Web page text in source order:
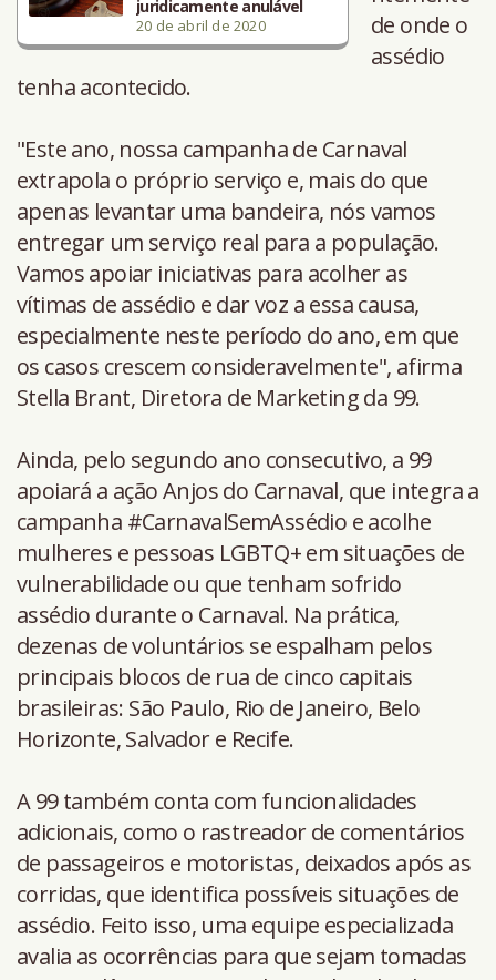
juridicamente anulável
20 de abril de 2020
de onde o
assédio
tenha acontecido.
"Este ano, nossa campanha de Carnaval
extrapola o próprio serviço e, mais do que
apenas levantar uma bandeira, nós vamos
entregar um serviço real para a população.
Vamos apoiar iniciativas para acolher as
vítimas de assédio e dar voz a essa causa,
especialmente neste período do ano, em que
os casos crescem consideravelmente", afirma
Stella Brant, Diretora de Marketing da 99.
Ainda, pelo segundo ano consecutivo, a 99
apoiará a ação Anjos do Carnaval, que integra a
campanha #CarnavalSemAssédio e acolhe
mulheres e pessoas LGBTQ+ em situações de
vulnerabilidade ou que tenham sofrido
assédio durante o Carnaval. Na prática,
dezenas de voluntários se espalham pelos
principais blocos de rua de cinco capitais
brasileiras: São Paulo, Rio de Janeiro, Belo
Horizonte, Salvador e Recife.
A 99 também conta com funcionalidades
adicionais, como o rastreador de comentários
de passageiros e motoristas, deixados após as
corridas, que identifica possíveis situações de
assédio. Feito isso, uma equipe especializada
avalia as ocorrências para que sejam tomadas